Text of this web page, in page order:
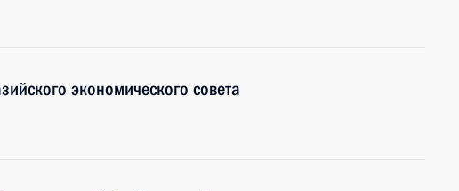
экономического совета